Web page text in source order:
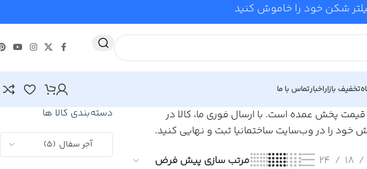
شکن خود را خاموش کنید
تخفیف بازاراخبارتماس با ما
قیمت پخش عمده است. با ارسال فوری ما، کالا در
را در وب‌سایت ساختمانیا ثبت و نهایی کنید.
18
24
دسته‌بندی کالا ها